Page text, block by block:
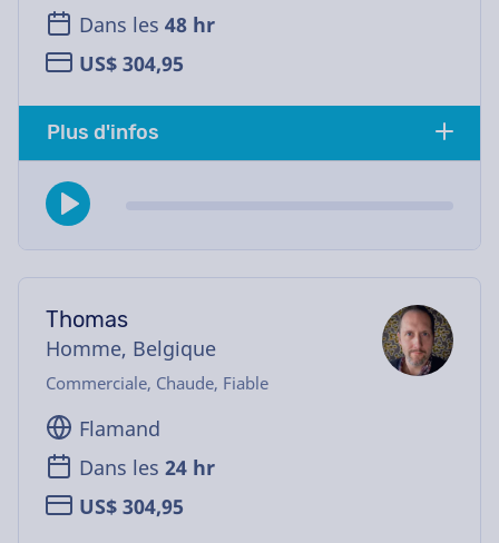
Dans les 48 hr
US$ 304,95
Plus d'infos
Thomas
Homme, Belgique
Commerciale, Chaude, Fiable
Flamand
Dans les 24 hr
US$ 304,95